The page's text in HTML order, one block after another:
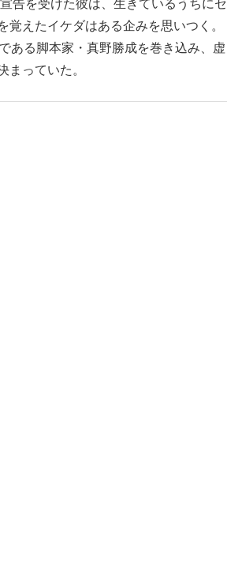
告を受けた彼は、生きているうちにセ
えたイケダはある企みを思いつく。
ある脚本家・真野勝成を巻き込み、虚
まっていた。